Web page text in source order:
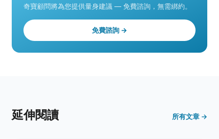
奇寶顧問將為您提供量身建議 — 免費諮詢，無需綁約。
免費諮詢 →
延伸閱讀 所有文章 →